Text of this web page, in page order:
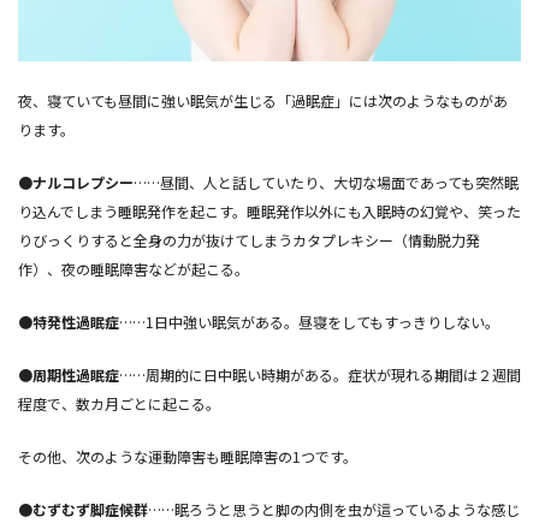
夜、寝ていても昼間に強い眠気が生じる「過眠症」には次のようなものがあ
ります。
●ナルコレプシー……昼間、人と話していたり、大切な場面であっても突然眠
り込んでしまう睡眠発作を起こす。睡眠発作以外にも入眠時の幻覚や、笑った
りびっくりすると全身の力が抜けてしまうカタプレキシー（情動脱力発
作）、夜の睡眠障害などが起こる。
●特発性過眠症……1日中強い眠気がある。昼寝をしてもすっきりしない。
●周期性過眠症……周期的に日中眠い時期がある。症状が現れる期間は２週間
程度で、数カ月ごとに起こる。
その他、次のような運動障害も睡眠障害の1つです。
●むずむず脚症候群……眠ろうと思うと脚の内側を虫が這っているような感じ